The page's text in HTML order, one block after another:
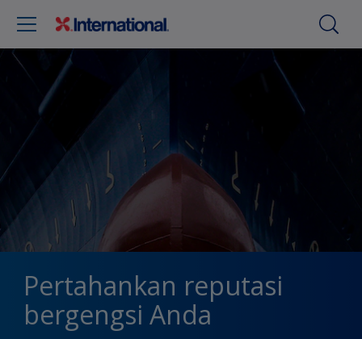
Pertahankan reputasi
bergengsi Anda